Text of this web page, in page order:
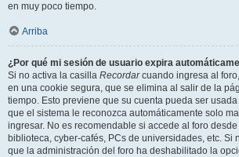
en muy poco tiempo.
Arriba
¿Por qué mi sesión de usuario expira
Si no activa la casilla Recordarcuando ingresa al
en una cookie segura, que se elimina al salir de la
tiempo. Esto previene que su cuenta pueda ser
que el sistema le reconozca automáticamente solo
ingresar. No es recomendable si accede al foro
biblioteca, cyber-cafés, PCs de universidades, etc. Si
que la administración del foro ha deshabilitado la